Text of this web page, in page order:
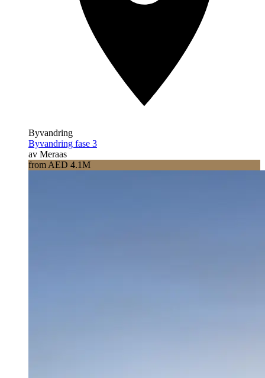
Byvandring
Byvandring fase 3
av Meraas
from AED 4.1M